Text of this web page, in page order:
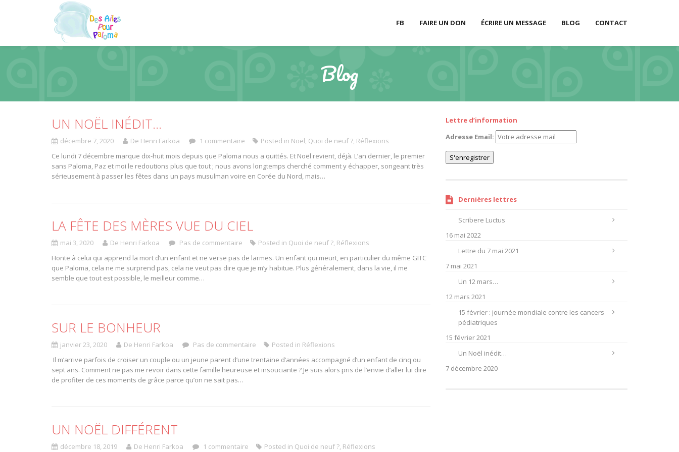
FB FAIRE UN DON ÉCRIRE UN MESSAGE BLOG CONTACT
Blog
UN NOËL INÉDIT…
décembre 7, 2020 De Henri Farkoa 1 commentaire Posted in Noël, Quoi de neuf ?, Réflexions
Ce lundi 7 décembre marque dix-huit mois depuis que Paloma nous a quittés. Et Noël revient, déjà. L’an dernier, le premier
sans Paloma, Paz et moi le redoutions plus que tout ; nous avons longtemps cherché comment y échapper, songeant très
sérieusement à passer les fêtes dans un pays musulman voire en Corée du Nord, mais…
LA FÊTE DES MÈRES VUE DU CIEL
mai 3, 2020 De Henri Farkoa Pas de commentaire Posted in Quoi de neuf ?, Réflexions
Honte à celui qui apprend la mort d’un enfant et ne verse pas de larmes. Un enfant qui meurt, en particulier du même GITC
que Paloma, cela ne me surprend pas, cela ne veut pas dire que je m’y habitue. Plus généralement, dans la vie, il me
semble que tout est possible, le meilleur comme…
SUR LE BONHEUR
janvier 23, 2020 De Henri Farkoa Pas de commentaire Posted in Réflexions
Il m’arrive parfois de croiser un couple ou un jeune parent d’une trentaine d’années accompagné d’un enfant de cinq ou
sept ans. Comment ne pas me revoir dans cette famille heureuse et insouciante ? Je suis alors pris de l’envie d’aller lui dire
de profiter de ces moments de grâce parce qu’on ne sait pas…
UN NOËL DIFFÉRENT
décembre 18, 2019 De Henri Farkoa 1 commentaire Posted in Quoi de neuf ?, Réflexions
Lettre d’information
Adresse Email:
Dernières lettres
Scribere Luctus
16 mai 2022
Lettre du 7 mai 2021
7 mai 2021
Un 12 mars…
12 mars 2021
15 février : journée mondiale contre les cancers
pédiatriques
15 février 2021
Un Noël inédit…
7 décembre 2020